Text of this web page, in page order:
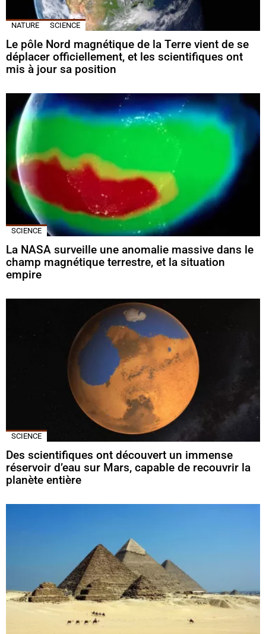
NATURE SCIENCE
Le pôle Nord magnétique de la Terre vient de se
déplacer officiellement, et les scientifiques ont
mis à jour sa position
SCIENCE
La NASA surveille une anomalie massive dans le
champ magnétique terrestre, et la situation
empire
SCIENCE
Des scientifiques ont découvert un immense
réservoir d’eau sur Mars, capable de recouvrir la
planète entière